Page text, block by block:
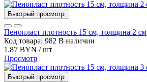
Быстрый просмотр
Пенопласт плотность 15 см, толщина 2 см
Код товара: 982 В наличии
1.87 BYN / шт
Просмотр
Быстрый просмотр